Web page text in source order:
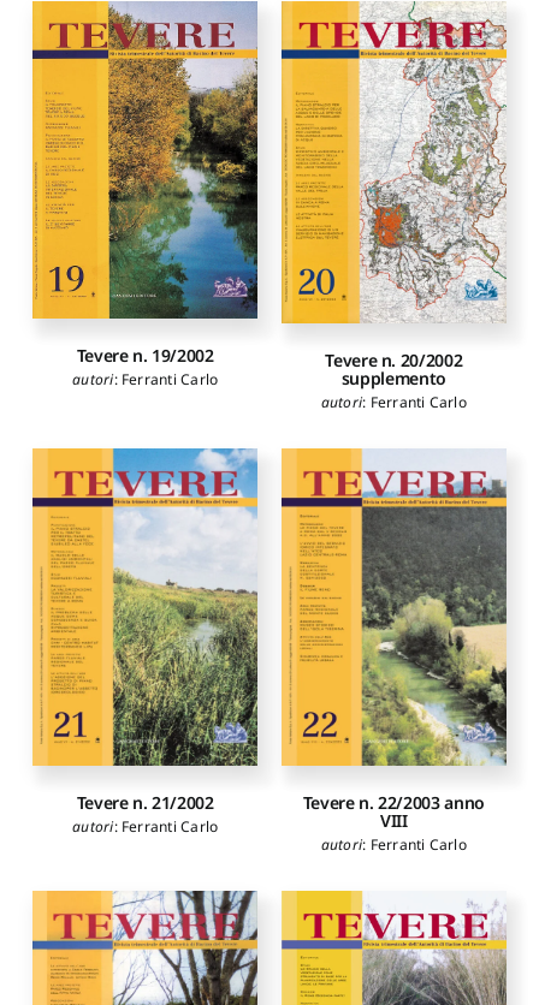
Tevere n. 19/2002
autori: Ferranti Carlo
Tevere n. 20/2002
supplemento
autori: Ferranti Carlo
Tevere n. 21/2002
autori: Ferranti Carlo
Tevere n. 22/2003 anno
VIII
autori: Ferranti Carlo